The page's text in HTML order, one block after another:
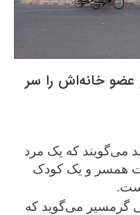
عضو خانه‌اش را سر
می‌گویند که یک مرد
همسر و یک کودک
گرمسیر می‌گوید که